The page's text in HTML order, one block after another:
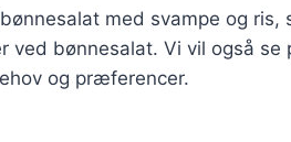
med svampe og ris,
ved bønnesalat. Vi vil også se
og præferencer.